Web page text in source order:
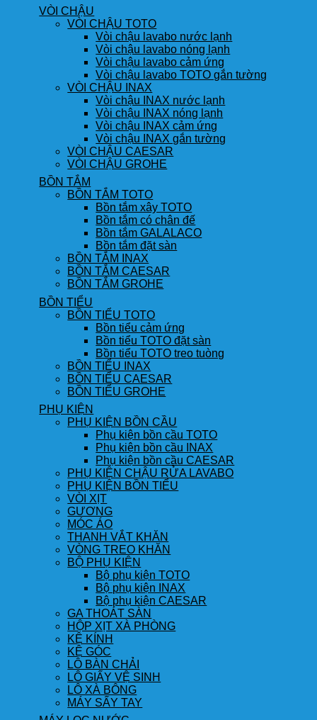
VÒI CHẬU
VÒI CHẬU TOTO
Vòi chậu lavabo nước lạnh
Vòi chậu lavabo nóng lạnh
Vòi chậu lavabo cảm ứng
Vòi chậu lavabo TOTO gắn tường
VÒI CHẬU INAX
Vòi chậu INAX nước lạnh
Vòi chậu INAX nóng lạnh
Vòi chậu INAX cảm ứng
Vòi chậu INAX gắn tường
VÒI CHẬU CAESAR
VÒI CHẬU GROHE
BỒN TẮM
BỒN TẮM TOTO
Bồn tắm xây TOTO
Bồn tắm có chân đế
Bồn tắm GALALACO
Bồn tắm đặt sàn
BỒN TẮM INAX
BỒN TẮM CAESAR
BỒN TẮM GROHE
BỒN TIỂU
BỒN TIỂU TOTO
Bồn tiểu cảm ứng
Bồn tiểu TOTO đặt sàn
Bồn tiểu TOTO treo tuòng
BỒN TIỂU INAX
BỒN TIỂU CAESAR
BỒN TIỂU GROHE
PHỤ KIỆN
PHỤ KIỆN BỒN CẦU
Phụ kiện bồn cầu TOTO
Phụ kiện bồn cầu INAX
Phụ kiện bồn cầu CAESAR
PHỤ KIỆN CHẬU RỬA LAVABO
PHỤ KIỆN BỒN TIỂU
VÒI XỊT
GƯƠNG
MÓC ÁO
THANH VẮT KHĂN
VÒNG TREO KHĂN
BỘ PHỤ KIỆN
Bộ phụ kiện TOTO
Bộ phụ kiện INAX
Bộ phụ kiện CAESAR
GA THOÁT SÀN
HỘP XỊT XÀ PHÒNG
KỆ KÍNH
KỆ GÓC
LÔ BÀN CHẢI
LÔ GIẤY VỆ SINH
LÔ XÀ BÔNG
MÁY SẤY TAY